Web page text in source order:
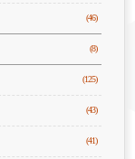
(46)
(8)
(125)
(43)
(41)